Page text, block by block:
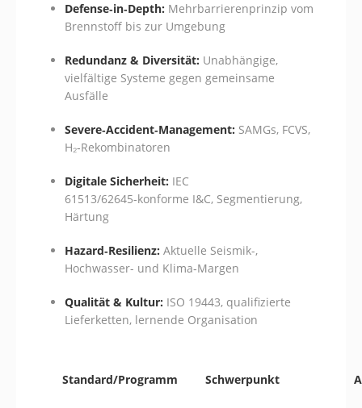
Defense‑in‑Depth: Mehrbarrierenprinzip vom
Brennstoff bis zur Umgebung
Redundanz & Diversität: Unabhängige,
vielfältige Systeme gegen gemeinsame
Ausfälle
Severe‑Accident‑Management: SAMGs, FCVS,
H₂‑Rekombinatoren
Digitale Sicherheit: IEC
61513/62645‑konforme I&C, Segmentierung,
Härtung
Hazard‑Resilienz: Aktuelle Seismik-,
Hochwasser- und Klima‑Margen
Qualität & Kultur: ISO 19443, qualifizierte
Lieferketten, lernende Organisation
Standard/Programm Schwerpunkt